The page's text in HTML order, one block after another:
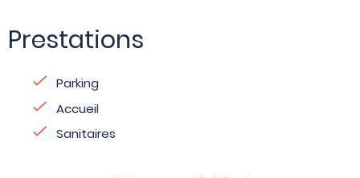
Prestations
Parking
Accueil
Sanitaires